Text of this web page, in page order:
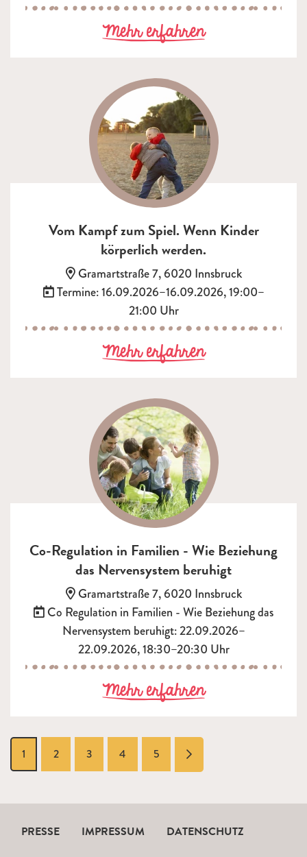
Mehr erfahrenzu Trauer,
Vom Kampf zum Spiel. Wenn Kinder
körperlich werden.
Adresse:
Gramartstraße 7, 6020 Innsbruck
Termin:
Termine: 16.09.2026–16.09.2026, 19:00–
21:00 Uhr
Mehr erfahrenzu Vom
Co-Regulation in Familien - Wie Beziehung
das Nervensystem beruhigt
Adresse:
Gramartstraße 7, 6020 Innsbruck
Termin:
Co Regulation in Familien - Wie Beziehung das
Nervensystem beruhigt: 22.09.2026–
22.09.2026, 18:30–20:30 Uhr
Mehr erfahrenzu Co-
1 2 3 4 5 vorwärts
PRESSE IMPRESSUM DATENSCHUTZ